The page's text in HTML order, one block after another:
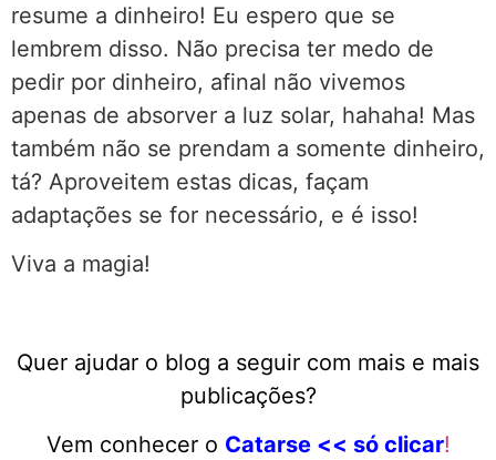
resume a dinheiro! Eu espero que se
lembrem disso. Não precisa ter medo de
pedir por dinheiro, afinal não vivemos
apenas de absorver a luz solar, hahaha! Mas
também não se prendam a somente dinheiro,
tá? Aproveitem estas dicas, façam
adaptações se for necessário, e é isso!
Viva a magia!
Quer ajudar o blog a seguir com mais e mais
publicações?
Vem conhecer o Catarse << só clicar!